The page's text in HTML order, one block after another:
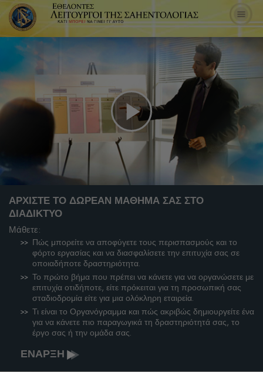
Play
Video
ΑΡΧΙΣΤΕ ΤΟ ΔΩΡΕΑΝ ΜΑΘΗΜΑ ΣΑΣ ΣΤΟ
ΔΙΑΔΙΚΤΥΟ
Μάθετε:
Πώς μπορείτε να αποφύγετε τους περισπασμούς και το
φόρτο εργασίας και να διασφαλίσετε την επιτυχία σας σε
οποιαδήποτε δραστηριότητα.
Το πρώτο βήμα που πρέπει να κάνετε για να οργανώσετε με
επιτυχία οτιδήποτε, είτε πρόκειται για τη προσωπική σας
σταδιοδρομία είτε για μια ολόκληρη εταιρεία.
Τι είναι το Οργανόγραμμα και πώς ακριβώς δημιουργείτε ένα
για να κάνετε πιο παραγωγικά τη δραστηριότητά σας, το
έργο σας ή την ομάδα σας.
ΕΝΑΡΞΗ